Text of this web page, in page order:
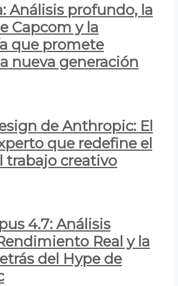
Análisis profundo, la
Capcom y la
que promete
nueva generación
de Anthropic: El
que redefine el
trabajo creativo
4.7: Análisis
Real y la
del Hype de